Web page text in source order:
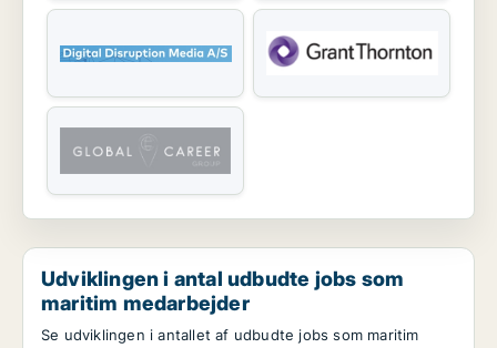
Udviklingen i antal udbudte jobs som
maritim medarbejder
Se udviklingen i antallet af udbudte jobs som maritim